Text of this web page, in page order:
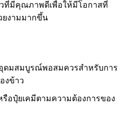
วที่มีคุณภาพดีเพื่อให้มีโอกาสที่
ยงามมากขึ้น
ดมสมบูรณ์พอสมควรสำหรับการ
งข้าว
อปุ๋ยเคมีตามความต้องการของ